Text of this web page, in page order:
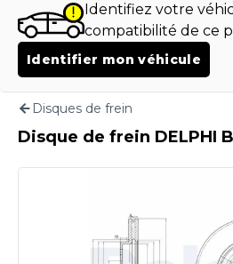
Identifiez votre
compatibilité de ce
Identifier mon véhicule
Disques de frein
Disque de frein DELPHI